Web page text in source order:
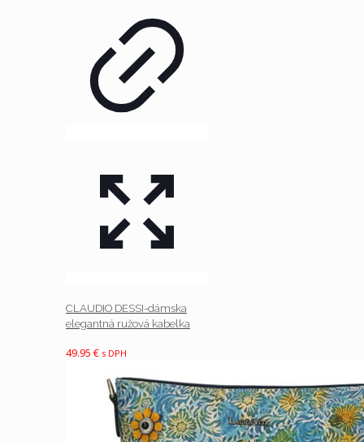
CLAUDIO DESSI-dámska
elegantná ružová kabelka
49.95 € s DPH